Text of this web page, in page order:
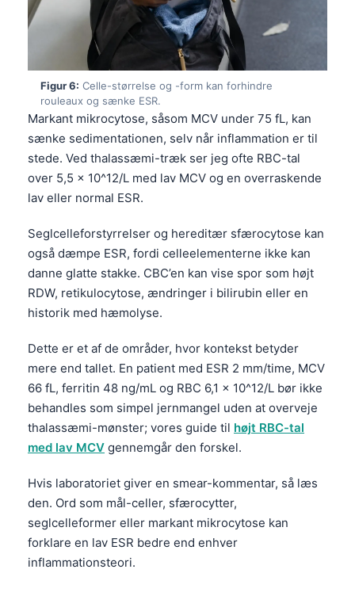
Figur 6: Celle-størrelse og -form kan forhindre
rouleaux og sænke ESR.
Markant mikrocytose, såsom MCV under 75 fL, kan
sænke sedimentationen, selv når inflammation er til
stede. Ved thalassæmi-træk ser jeg ofte RBC-tal
over 5,5 x 10^12/L med lav MCV og en overraskende
lav eller normal ESR.
Seglcelleforstyrrelser og hereditær sfærocytose kan
også dæmpe ESR, fordi celleelementerne ikke kan
danne glatte stakke. CBC’en kan vise spor som højt
RDW, retikulocytose, ændringer i bilirubin eller en
historik med hæmolyse.
Dette er et af de områder, hvor kontekst betyder
mere end tallet. En patient med ESR 2 mm/time, MCV
66 fL, ferritin 48 ng/mL og RBC 6,1 x 10^12/L bør ikke
behandles som simpel jernmangel uden at overveje
thalassæmi-mønster; vores guide til højt RBC-tal
med lav MCV gennemgår den forskel.
Hvis laboratoriet giver en smear-kommentar, så læs
den. Ord som mål-celler, sfærocytter,
seglcelleformer eller markant mikrocytose kan
forklare en lav ESR bedre end enhver
inflammationsteori.
Galego
Latviešu valoda
Македонски јазик
Euskara
Occitan
العربية المغربية
Afrikaans
Монгол
Basa Jawa
Cebuano
ئۇيغۇرچە
Кыргызча
Татар теле
Беларуская мова
Frysk
Ślōnskŏ gŏdka
Norsk bokmål